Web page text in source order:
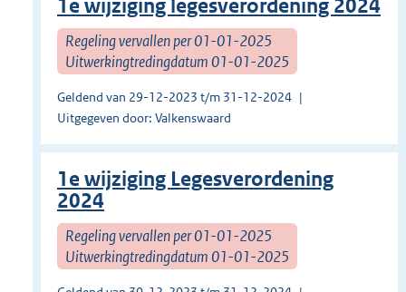
1e wijziging legesverordening 2024
Regeling vervallen per 01-01-2025
Uitwerkingtredingdatum 01-01-2025
Geldend van 29-12-2023 t/m 31-12-2024
Uitgegeven door: Valkenswaard
1e wijziging Legesverordening
2024
Regeling vervallen per 01-01-2025
Uitwerkingtredingdatum 01-01-2025